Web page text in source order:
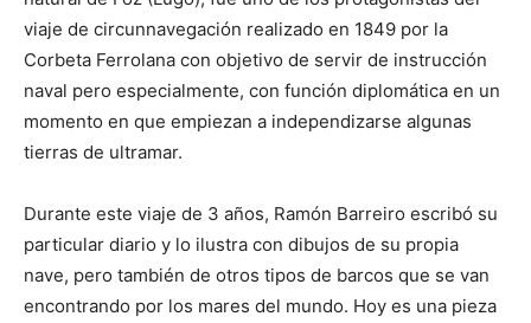
viaje de circunnavegación realizado en 1849 por la
Corbeta Ferrolana con objetivo de servir de instrucción
naval pero especialmente, con función diplomática en un
momento en que empiezan a independizarse algunas
tierras de ultramar.
Durante este viaje de 3 años, Ramón Barreiro escribó su
particular diario y lo ilustra con dibujos de su propia
nave, pero también de otros tipos de barcos que se van
encontrando por los mares del mundo. Hoy es una pieza